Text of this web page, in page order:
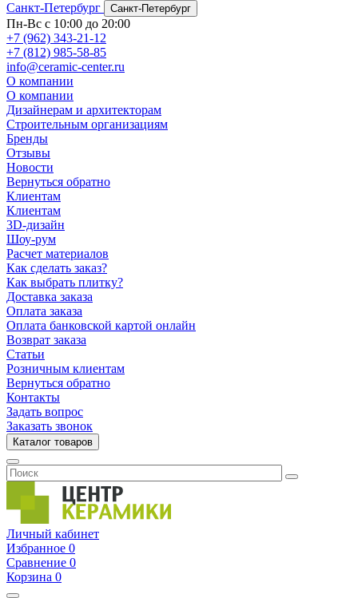
Санкт-Петербург
Санкт-Петербург
Пн-Вс с 10:00 до 20:00
+7 (962) 343-21-12
+7 (812) 985-58-85
info@ceramic-center.ru
О компании
О компании
Дизайнерам и архитекторам
Строительным организациям
Бренды
Отзывы
Новости
Вернуться обратно
Клиентам
Клиентам
3D-дизайн
Шоу-рум
Расчет материалов
Как сделать заказ?
Как выбрать плитку?
Доставка заказа
Оплата заказа
Оплата банковской картой онлайн
Возврат заказа
Статьи
Розничным клиентам
Вернуться обратно
Контакты
Задать вопрос
Заказать звонок
Каталог товаров
Личный кабинет
Избранное 0
Сравнение 0
Корзина 0